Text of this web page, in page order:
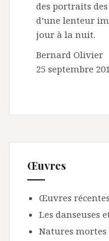
des portraits
d’une lenteur
jour à la nuit.
Bernard Olivier
25 septembre
Œuvres
Œuvres récentes
Les danseuses
Natures mortes